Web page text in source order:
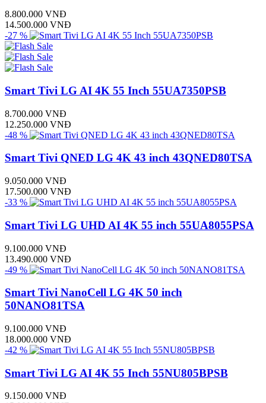
8.800.000 VNĐ
14.500.000 VNĐ
-27 %
Smart Tivi LG AI 4K 55 Inch 55UA7350PSB
8.700.000 VNĐ
12.250.000 VNĐ
-48 %
Smart Tivi QNED LG 4K 43 inch 43QNED80TSA
9.050.000 VNĐ
17.500.000 VNĐ
-33 %
Smart Tivi LG UHD AI 4K 55 inch 55UA8055PSA
9.100.000 VNĐ
13.490.000 VNĐ
-49 %
Smart Tivi NanoCell LG 4K 50 inch
50NANO81TSA
9.100.000 VNĐ
18.000.000 VNĐ
-42 %
Smart Tivi LG AI 4K 55 Inch 55NU805BPSB
9.150.000 VNĐ